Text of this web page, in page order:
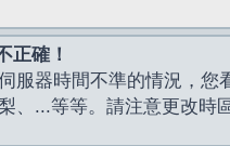
正確！
服器時間不準的情況，
、...等等。請注意更改時